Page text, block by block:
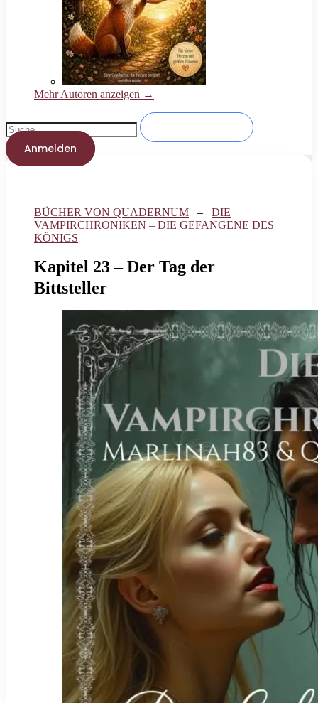
Mehr Autoren anzeigen →
Anmelden
BÜCHER VON QUADERNUM – DIE
VAMPIRCHRONIKEN – DIE GEFANGENE DES
KÖNIGS
Kapitel 23 – Der Tag der
Bittsteller